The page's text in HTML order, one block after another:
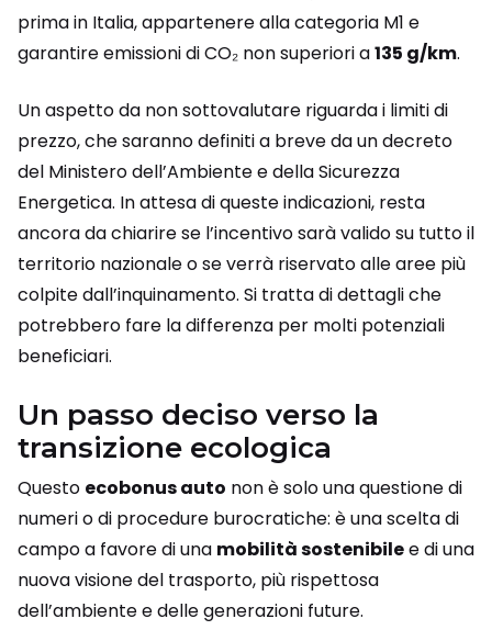
prima in Italia, appartenere alla categoria M1 e
garantire emissioni di CO₂ non superiori a135 g/km.
Un aspetto da non sottovalutare riguarda i limiti di
prezzo, che saranno definiti a breve da un decreto
del Ministero dell’Ambiente e della Sicurezza
Energetica. In attesa di queste indicazioni, resta
ancora da chiarire se l’incentivo sarà valido su tutto il
territorio nazionale o se verrà riservato alle aree più
colpite dall’inquinamento. Si tratta di dettagli che
potrebbero fare la differenza per molti potenziali
beneficiari.
Un passo deciso verso la
transizione ecologica
Questo ecobonus auto non è solo una questione di
numeri o di procedure burocratiche: è una scelta di
campo a favore di una mobilità sostenibilee di una
nuova visione del trasporto, più rispettosa
dell’ambiente e delle generazioni future.